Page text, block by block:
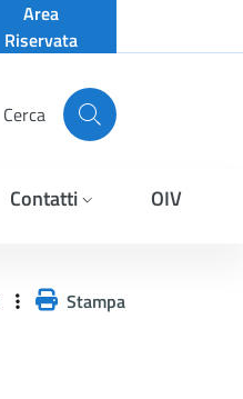
Area
Riservata
Cerca
Contatti OIV
Stampa